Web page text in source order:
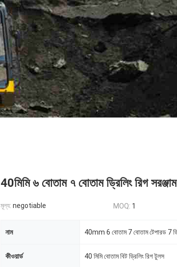
40মিমি ৬ বোতাম ৭ বোতাম ড্রিলিং রিগ সরঞ্জাম
মূল্য: negotiable MOQ: 1
নাম
কীওয়ার্ড 40 মিমি বোতাম বিট ড্রিলিং রিগ টুলস